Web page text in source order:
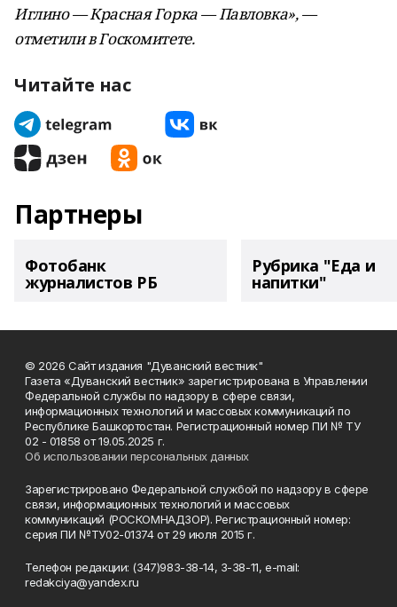
Иглино — Красная Горка — Павловка», —
отметили в Госкомитете.
Читайте нас
Партнеры
Фотобанк
журналистов РБ
Рубрика "Еда и
напитки"
© 2026 Сайт издания "Дуванский вестник"
Газета «Дуванский вестник» зарегистрирована в Управлении
Федеральной службы по надзору в сфере связи,
информационных технологий и массовых коммуникаций по
Республике Башкортостан. Регистрационный номер ПИ № ТУ
02 - 01858 от 19.05.2025 г.
Об использовании персональных данных
Зарегистрировано Федеральной службой по надзору в сфере
связи, информационных технологий и массовых
коммуникаций (РОСКОМНАДЗОР). Регистрационный номер:
серия ПИ №ТУ02-01374 от 29 июля 2015 г.
Телефон редакции: (347)983-38-14, 3-38-11, e-mail:
redakciya@yandex.ru